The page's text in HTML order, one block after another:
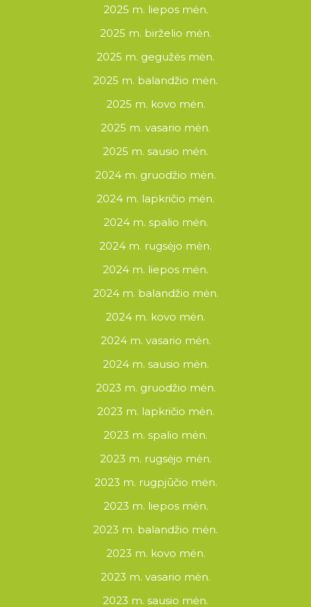
2025 m. liepos mėn.
2025 m. birželio mėn.
2025 m. gegužės mėn.
2025 m. balandžio mėn.
2025 m. kovo mėn.
2025 m. vasario mėn.
2025 m. sausio mėn.
2024 m. gruodžio mėn.
2024 m. lapkričio mėn.
2024 m. spalio mėn.
2024 m. rugsėjo mėn.
2024 m. liepos mėn.
2024 m. balandžio mėn.
2024 m. kovo mėn.
2024 m. vasario mėn.
2024 m. sausio mėn.
2023 m. gruodžio mėn.
2023 m. lapkričio mėn.
2023 m. spalio mėn.
2023 m. rugsėjo mėn.
2023 m. rugpjūčio mėn.
2023 m. liepos mėn.
2023 m. balandžio mėn.
2023 m. kovo mėn.
2023 m. vasario mėn.
2023 m. sausio mėn.